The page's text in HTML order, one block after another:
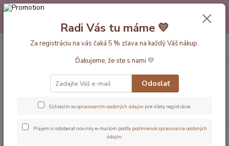
Máte nejakú otázku alebo váhate s výberom? Neváhajte a zavolajte
pokojne aj večer alebo cez víkend. Sme tu pre Vás.💛 Petra a babička
Monička
EUR
Hľadať
+420 777 610 855
Dĺžka vaku 130cm (3-6rokov) Letné - 1 Tog
Panda LETNÝ
spací vak s odopínateľnými rukávmi 3-6 rokov, 130cm
Radi Vás tu máme 💛
Za registráciu na vás čaká 5 % zľava na každý Váš nákup.
Ďakujeme, že ste s nami 💛
Odoslať
Súhlasím sospracovaním osobných údajov pre účely registrácie.
Prajem si odoberať novinky e-mailom podľa podmienok spracovania osobných
údajov.